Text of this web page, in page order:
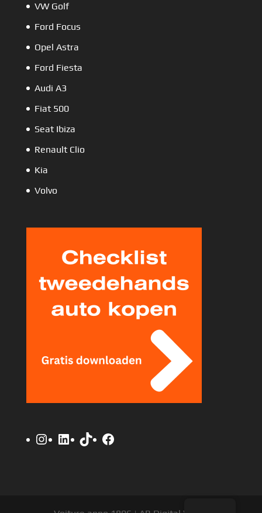
VW Golf
Ford Focus
Opel Astra
Ford Fiesta
Audi A3
Fiat 500
Seat Ibiza
Renault Clio
Kia
Volvo
Instagram
LinkedIn
TikTokFacebook